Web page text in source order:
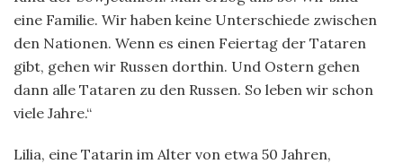
eine Familie. Wir haben keine Unterschiede zwischen
den Nationen. Wenn es einen Feiertag der Tataren
gibt, gehen wir Russen dorthin. Und Ostern gehen
dann alle Tataren zu den Russen. So leben wir schon
viele Jahre.“
Lilia, eine Tatarin im Alter von etwa 50 Jahren,